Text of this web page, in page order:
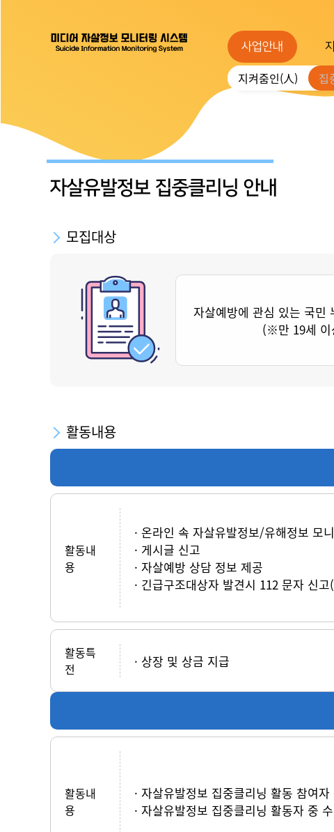
사업안내
지켜줌인(人) 집
자살유발정보 집중클리닝 안내
모집대상
자살예방에 관심 있는 국민
(※만 19세 이
활동내용
활동내
용
온라인 속 자살유발정보/유해정보 모
게시글 신고
자살예방 상담 정보 제공
긴급구조대상자 발견시 112 문자 신고
활동특
전
상장 및 상금 지급
활동내
용
자살유발정보 집중클리닝 활동 참여
자살유발정보 집중클리닝 활동자 중